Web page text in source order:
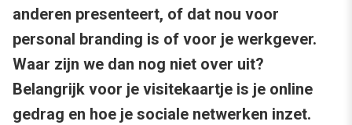
anderen presenteert, of dat nou voor
personal branding is of voor je werkgever.
Waar zijn we dan nog niet over uit?
Belangrijk voor je visitekaartje is je online
gedrag en hoe je sociale netwerken inzet.